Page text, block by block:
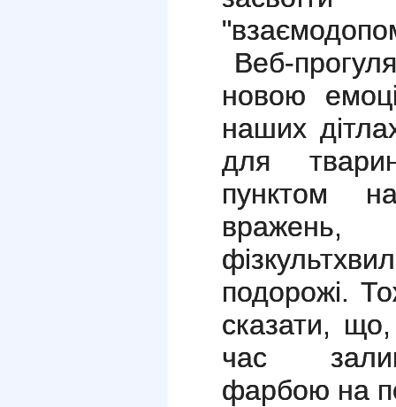
Веб-
новою
наших
для
пунктом
подорожі.
сказати,
час
фарбою на